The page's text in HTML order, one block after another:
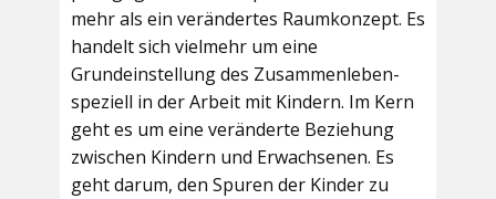
mehr als ein verändertes Raumkonzept. Es
handelt sich vielmehr um eine
Grundeinstellung des Zusammenleben-
speziell in der Arbeit mit Kindern. Im Kern
geht es um eine veränderte Beziehung
zwischen Kindern und Erwachsenen. Es
geht darum, den Spuren der Kinder zu